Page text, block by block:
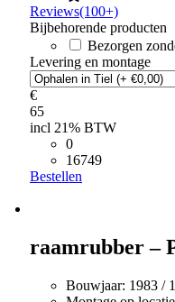
Reviews(100+)
Bijbehorende producten
Bezorgen
Levering en montage
€
65
incl 21% BTW
0
16749
Bestellen
raamrubber –
Bouwjaar: 1983 /